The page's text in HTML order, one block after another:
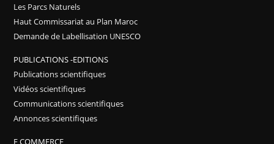
Les Parcs Naturels
Haut Commissariat au Plan Maroc
Demande de Labellisation UNESCO
PUBLICATIONS -EDITIONS
Publications scientifiques
Vidéos scientifiques
Communications scientifiques
Annonces scientifiques
E COMMERCE